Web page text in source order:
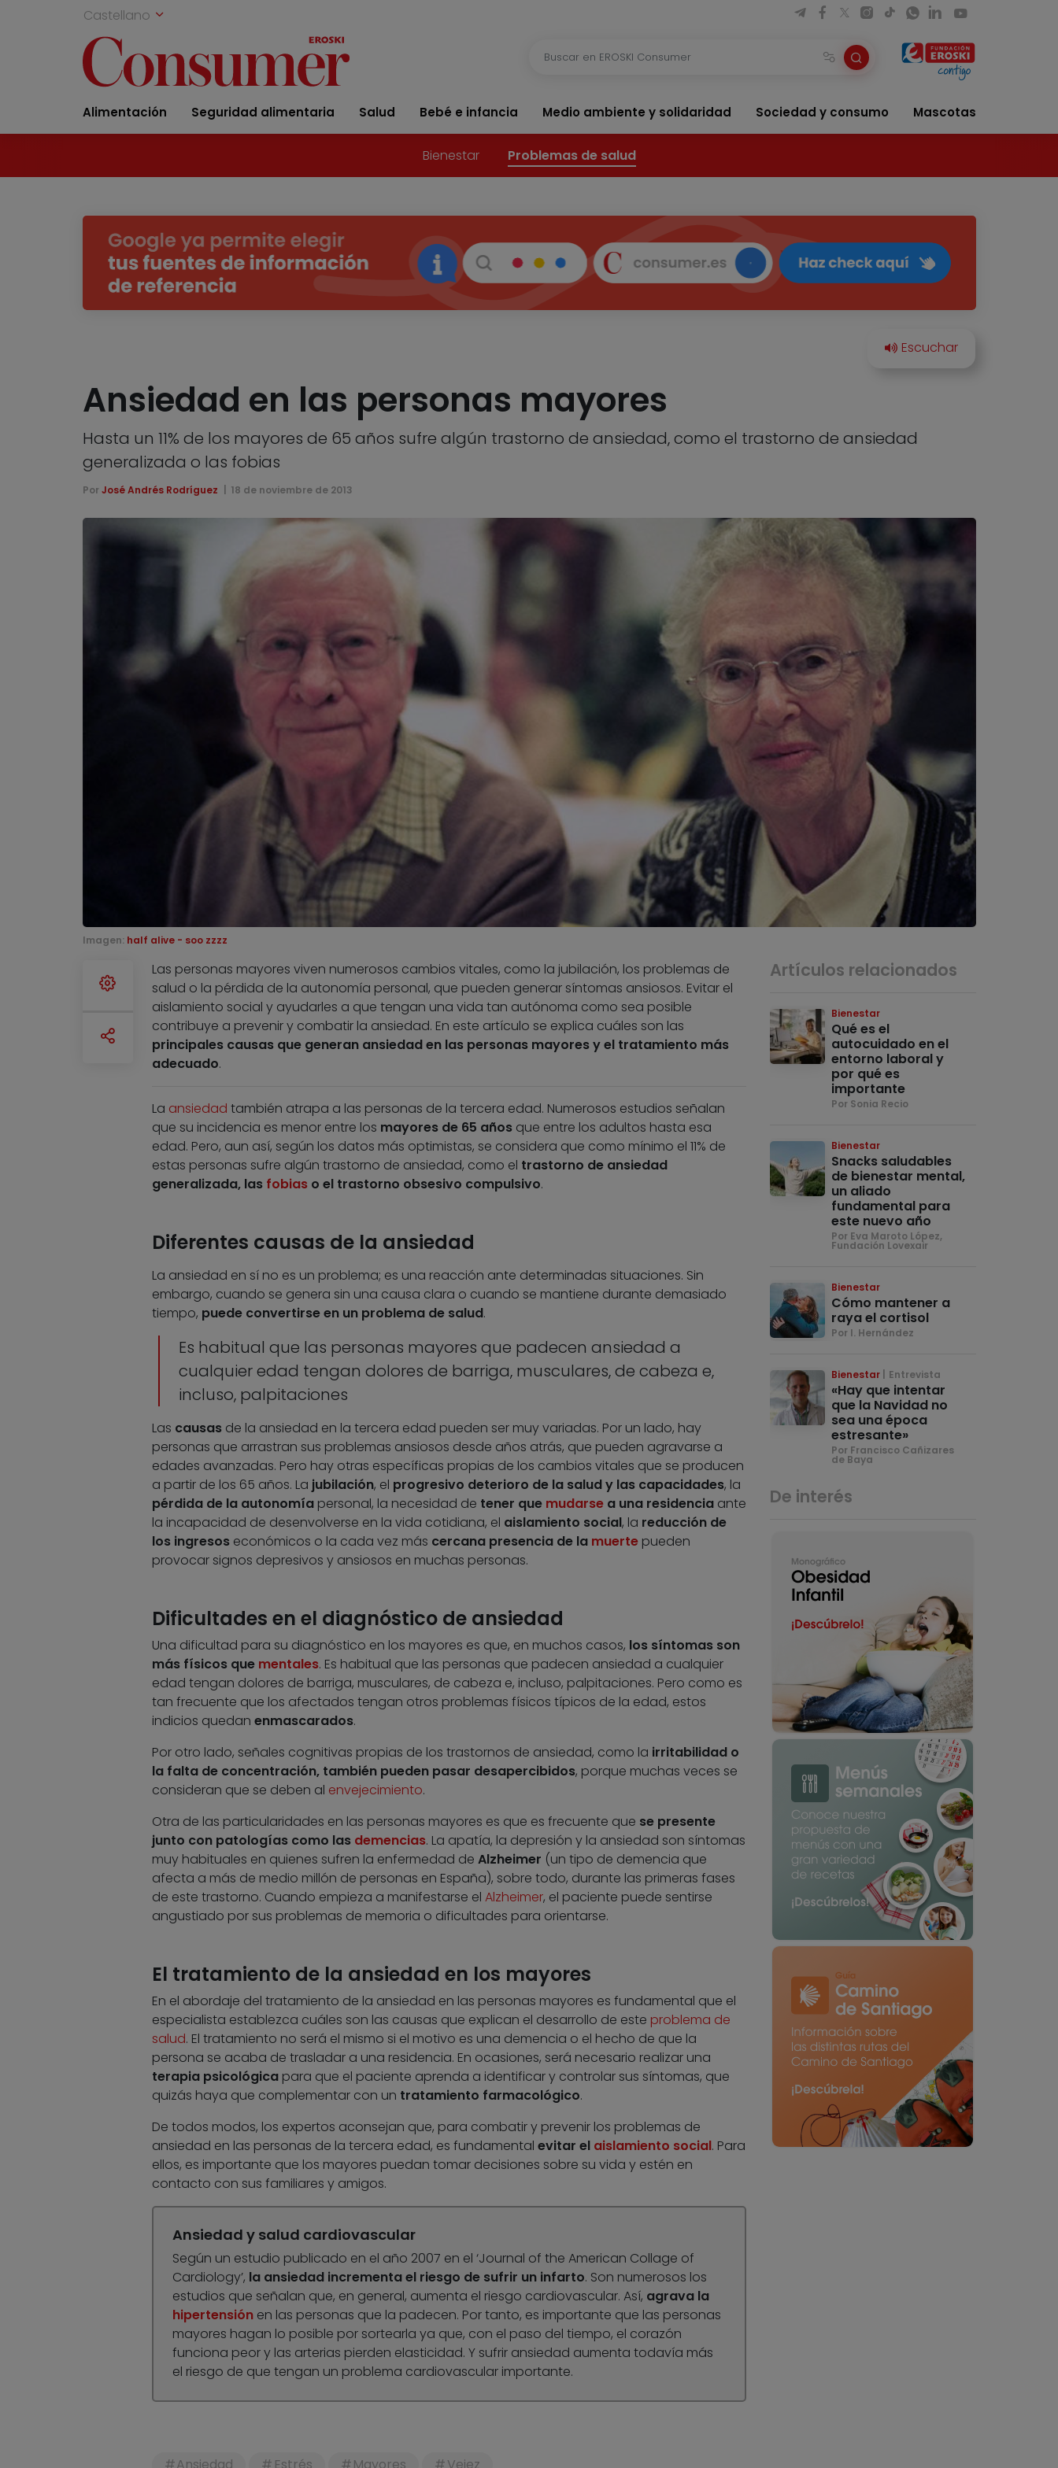
Castellano
Alimentación Seguridad alimentaria Salud Bebé e infancia Medio ambiente y solidaridad Sociedad y consumo Mascotas
Bienestar Problemas de salud
Ansiedad en las personas mayores
Hasta un 11% de los mayores de 65 años sufre algún trastorno de ansiedad, como el trastorno de ansiedad
generalizada o las fobias
Por José Andrés Rodríguez 18 de noviembre de 2013
Imagen: half alive - soo zzzz
Las personas mayores viven numerosos cambios vitales, como la jubilación, los problemas de
salud o la pérdida de la autonomía personal, que pueden generar síntomas ansiosos. Evitar el
aislamiento social y ayudarles a que tengan una vida tan autónoma como sea posible
contribuye a prevenir y combatir la ansiedad. En este artículo se explica cuáles son las
principales causas que generan ansiedad en las personas mayores y el tratamiento más
adecuado.
La ansiedad también atrapa a las personas de la tercera edad. Numerosos estudios señalan
que su incidencia es menor entre los mayores de 65 añosque entre los adultos hasta esa
edad. Pero, aun así, según los datos más optimistas, se considera que como mínimo el 11% de
estas personas sufre algún trastorno de ansiedad, como el trastorno de ansiedad
generalizada, las fobiaso el trastorno obsesivo compulsivo.
Diferentes causas de la ansiedad
La ansiedad en sí no es un problema; es una reacción ante determinadas situaciones. Sin
embargo, cuando se genera sin una causa clara o cuando se mantiene durante demasiado
tiempo, puede convertirse en un problema de salud.
Es habitual que las personas mayores que padecen ansiedad a
cualquier edad tengan dolores de barriga, musculares, de cabeza e,
incluso, palpitaciones
Las causasde la ansiedad en la tercera edad pueden ser muy variadas. Por un lado, hay
personas que arrastran sus problemas ansiosos desde años atrás, que pueden agravarse a
edades avanzadas. Pero hay otras específicas propias de los cambios vitales que se producen
a partir de los 65 años. La jubilación, el progresivo deterioro de la salud y las capacidades, la
pérdida de la autonomíapersonal, la necesidad de tener que mudarsea una residenciaante
la incapacidad de desenvolverse en la vida cotidiana, el aislamiento social, la reducción de
los ingresoseconómicos o la cada vez más cercana presencia de la muertepueden
provocar signos depresivos y ansiosos en muchas personas.
Dificultades en el diagnóstico de ansiedad
Una dificultad para su diagnóstico en los mayores es que, en muchos casos, los síntomas son
más físicos que mentales. Es habitual que las personas que padecen ansiedad a cualquier
edad tengan dolores de barriga, musculares, de cabeza e, incluso, palpitaciones. Pero como es
tan frecuente que los afectados tengan otros problemas físicos típicos de la edad, estos
indicios quedan enmascarados.
Por otro lado, señales cognitivas propias de los trastornos de ansiedad, como la irritabilidad o
la falta de concentración, también pueden pasar desapercibidos, porque muchas veces se
consideran que se deben al envejecimiento.
Otra de las particularidades en las personas mayores es que es frecuente que se presente
junto con patologías como las demencias. La apatía, la depresión y la ansiedad son síntomas
muy habituales en quienes sufren la enfermedad de Alzheimer (un tipo de demencia que
afecta a más de medio millón de personas en España), sobre todo, durante las primeras fases
de este trastorno. Cuando empieza a manifestarse el Alzheimer, el paciente puede sentirse
angustiado por sus problemas de memoria o dificultades para orientarse.
El tratamiento de la ansiedad en los mayores
En el abordaje del tratamiento de la ansiedad en las personas mayores es fundamental que el
especialista establezca cuáles son las causas que explican el desarrollo de este problema de
salud. El tratamiento no será el mismo si el motivo es una demencia o el hecho de que la
persona se acaba de trasladar a una residencia. En ocasiones, será necesario realizar una
terapia psicológicapara que el paciente aprenda a identificar y controlar sus síntomas, que
quizás haya que complementar con un tratamiento farmacológico.
De todos modos, los expertos aconsejan que, para combatir y prevenir los problemas de
ansiedad en las personas de la tercera edad, es fundamental evitar el aislamiento social. Para
ellos, es importante que los mayores puedan tomar decisiones sobre su vida y estén en
contacto con sus familiares y amigos.
Ansiedad y salud cardiovascular
Según un estudio publicado en el año 2007 en el ‘Journal of the American Collage of
Cardiology’, la ansiedad incrementa el riesgo de sufrir un infarto. Son numerosos los
estudios que señalan que, en general, aumenta el riesgo cardiovascular. Así, agrava la
hipertensiónen las personas que la padecen. Por tanto, es importante que las personas
mayores hagan lo posible por sortearla ya que, con el paso del tiempo, el corazón
funciona peor y las arterias pierden elasticidad. Y sufrir ansiedad aumenta todavía más
el riesgo de que tengan un problema cardiovascular importante.
Artículos relacionados
Bienestar
Qué es el
autocuidado en el
entorno laboral y
por qué es
importante
Por Sonia Recio
Bienestar
Snacks saludables
de bienestar mental,
un aliado
fundamental para
este nuevo año
Por Eva Maroto López,
Fundación Lovexair
Bienestar
Cómo mantener a
raya el cortisol
Por I. Hernández
Bienestar Entrevista
«Hay que intentar
que la Navidad no
sea una época
estresante»
Por Francisco Cañizares
de Baya
De interés